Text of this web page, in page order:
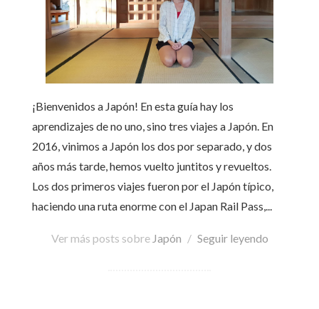
¡Bienvenidos a Japón! En esta guía hay los
aprendizajes de no uno, sino tres viajes a Japón. En
2016, vinimos a Japón los dos por separado, y dos
años más tarde, hemos vuelto juntitos y revueltos.
Los dos primeros viajes fueron por el Japón típico,
haciendo una ruta enorme con el Japan Rail Pass,...
Ver más posts sobre Japón / Seguir leyendo